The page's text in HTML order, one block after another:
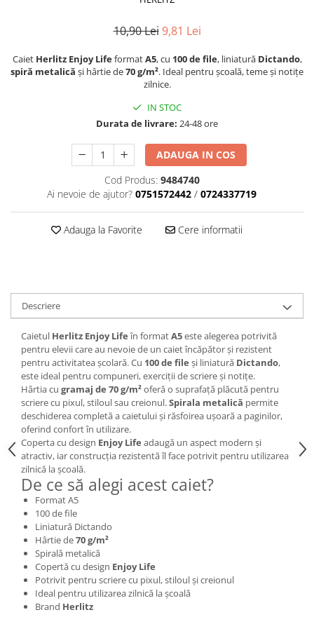
Blocuri de desen
Caiete Matematica
Caiete Studențești
Caiete Tip I
Caiete Tip II
Instrumente de scris și desen
Brush Pen-uri
Carioci
Creioane cerate
Creioane colorate
Creioane mecanice
Linere
Markere
Mine pentru creioane mecanice
Pixuri
Rezerve stilouri
Rollere
Stilouri
Măsurare și trasare
Rigle
Organizare și Arhivare
Accesorii de organizare
10,90 Lei 9,81 Lei
Caiet Herlitz Enjoy LifeformatA5, cu 100 de file, liniatură Dictando,
spiră metalică și hârtie de70 g/m². Ideal pentru școală, teme și notițe
zilnice.
IN STOC
Durata de livrare: 24-48 ore
ADAUGA IN COS
Cod Produs: 9484740
Ai nevoie de ajutor? 0751572442 / 0724337719
Adauga la Favorite Cere informatii
Descriere
Caietul Herlitz Enjoy Lifeîn formatA5este alegerea potrivită
pentru elevii care au nevoie de un caiet încăpător și rezistent
pentru activitatea școlară. Cu 100 de file și liniatură Dictando,
este ideal pentru compuneri, exerciții de scriere și notițe.
Hârtia cu gramaj de 70 g/m²oferă o suprafață plăcută pentru
scriere cu pixul, stiloul sau creionul.Spirala metalică permite
deschiderea completă a caietului și răsfoirea ușoară a paginilor,
oferind confort în utilizare.
Coperta cu design Enjoy Life adaugă un aspect modern și
atractiv, iar construcția rezistentă îl face potrivit pentru utilizarea
zilnică la școală.
De ce să alegi acest caiet?
Format A5
100 de file
Liniatură Dictando
Hârtie de70 g/m²
Spirală metalică
Copertă cu design Enjoy Life
Potrivit pentru scriere cu pixul, stiloul și creionul
Ideal pentru utilizarea zilnică la școală
Brand Herlitz